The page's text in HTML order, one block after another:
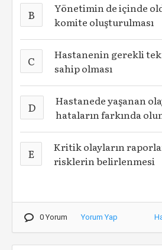
B
Yönetimin de içinde
komite oluşturulması
C
Hastanenin gerekli
sahip olması
D
Hastanede yaşanan
hataların farkında
E
Kritik olayların
risklerin belirlenmesi
0 Yorum Yorum Yap